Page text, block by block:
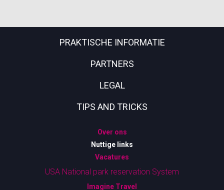
PRAKTISCHE INFORMATIE
PARTNERS
LEGAL
TIPS AND TRICKS
Over ons
Nuttige links
Vacatures
USA National park reservation System
Imagine Travel